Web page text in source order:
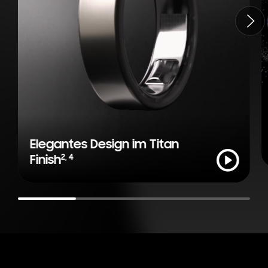
Elegantes Design im Titan
Finish2,4